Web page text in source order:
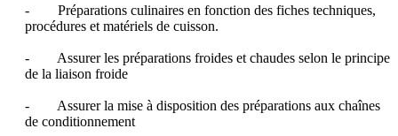
-        Préparations culinaires en fonction des fiches techniques,
procédures et matériels de cuisson.
-        Assurer les préparations froides et chaudes selon le principe
de la liaison froide
-        Assurer la mise à disposition des préparations aux chaînes
de conditionnement